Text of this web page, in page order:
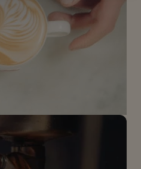
Video